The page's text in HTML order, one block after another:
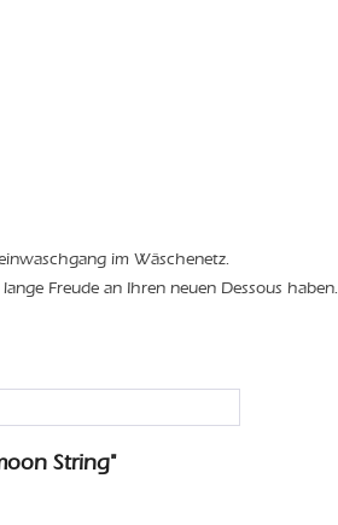
im Wäschenetz.
Freude an Ihren neuen Dessous haben.
String"